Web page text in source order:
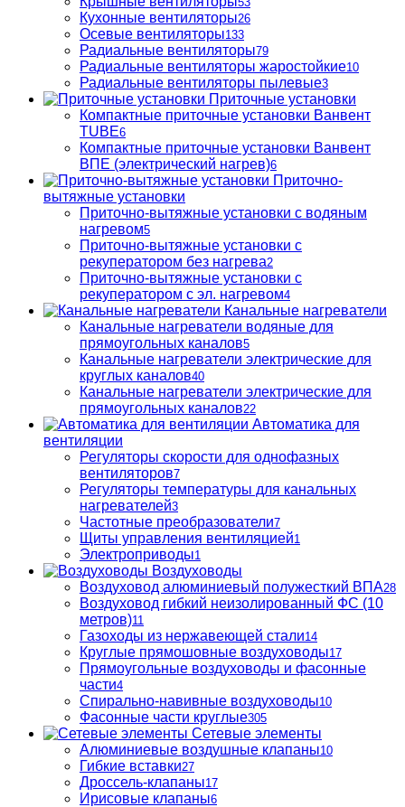
Кухонные вентиляторы26
Осевые вентиляторы133
Радиальные вентиляторы79
Радиальные вентиляторы жаростойкие10
Радиальные вентиляторы пылевые3
Приточные установки
Компактные приточные установки Ванвент
TUBE6
Компактные приточные установки Ванвент
ВПЕ (электрический нагрев)6
Приточно-
вытяжные установки
Приточно-вытяжные установки с водяным
нагревом5
Приточно-вытяжные установки с
рекуператором без нагрева2
Приточно-вытяжные установки с
рекуператором с эл. нагревом4
Канальные нагреватели
Канальные нагреватели водяные для
прямоугольных каналов5
Канальные нагреватели электрические для
круглых каналов40
Канальные нагреватели электрические для
прямоугольных каналов22
Автоматика для
вентиляции
Регуляторы скорости для однофазных
вентиляторов7
Регуляторы температуры для канальных
нагревателей3
Частотные преобразователи7
Щиты управления вентиляцией1
Электроприводы1
Воздуховоды
Воздуховод алюминиевый полужесткий ВПА28
Воздуховод гибкий неизолированный ФС (10
метров)11
Газоходы из нержавеющей стали14
Круглые прямошовные воздуховоды17
Прямоугольные воздуховоды и фасонные
части4
Спирально-навивные воздуховоды10
Фасонные части круглые305
Сетевые элементы
Алюминиевые воздушные клапаны10
Гибкие вставки27
Дроссель-клапаны17
Ирисовые клапаны6